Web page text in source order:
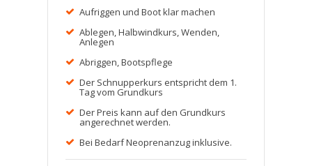
Aufriggen und Boot klar machen
Ablegen, Halbwindkurs, Wenden,
Anlegen
Abriggen, Bootspflege
Der Schnupperkurs entspricht dem 1.
Tag vom Grundkurs
Der Preis kann auf den Grundkurs
angerechnet werden.
Bei Bedarf Neoprenanzug inklusive.